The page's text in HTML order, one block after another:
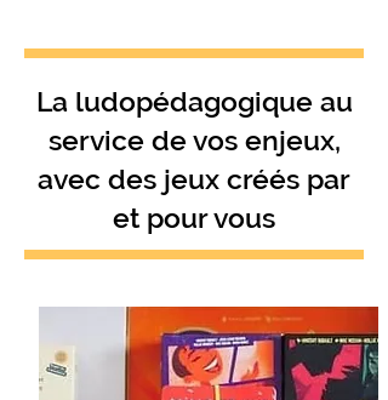
La ludopédagogique au
service de vos enjeux,
avec des jeux créés par
et pour vous